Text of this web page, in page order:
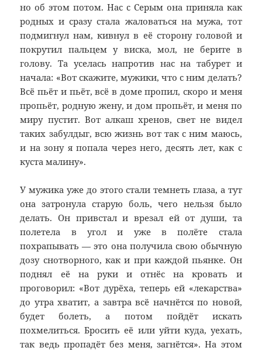
но об этом потом. Нас с Серым она приняла как
родных и сразу стала жаловаться на мужа, тот
подмигнул нам, кивнул в её сторону головой и
покрутил пальцем у виска, мол, не берите в
голову. Та уселась напротив нас на табурет и
начала: «Вот скажите, мужики, что с ним делать?
Всё пьёт и пьёт, всё в доме пропил, скоро и меня
пропьёт, родную жену, и дом пропьёт, и меня по
миру пустит. Вот алкаш хренов, свет не видел
таких забулдыг, всю жизнь вот так с ним маюсь,
и на зону я попала через него, десять лет, как с
куста малину».
У мужика уже до этого стали темнеть глаза, а тут
она затронула старую боль, чего нельзя было
делать. Он привстал и врезал ей от души, та
полетела в угол и уже в полёте стала
похрапывать — это она получила свою обычную
дозу снотворного, как и при каждой пьянке. Он
поднял её на руки и отнёс на кровать и
проговорил: «Вот дурёха, теперь ей «лекарства»
до утра хватит, а завтра всё начнётся по новой,
будет болеть, а потом пойдёт искать
похмелиться. Бросить её или уйти куда, уехать,
так ведь пропадёт без меня, загнётся». На этом